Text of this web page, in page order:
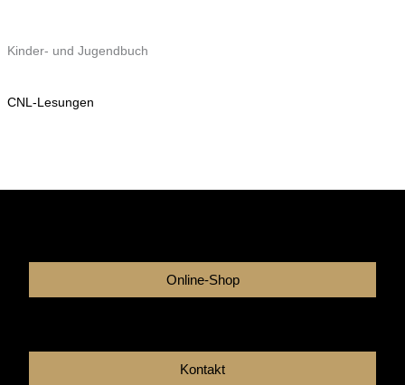
Kinder- und Jugendbuch
CNL-Lesungen
Online-Shop
Kontakt